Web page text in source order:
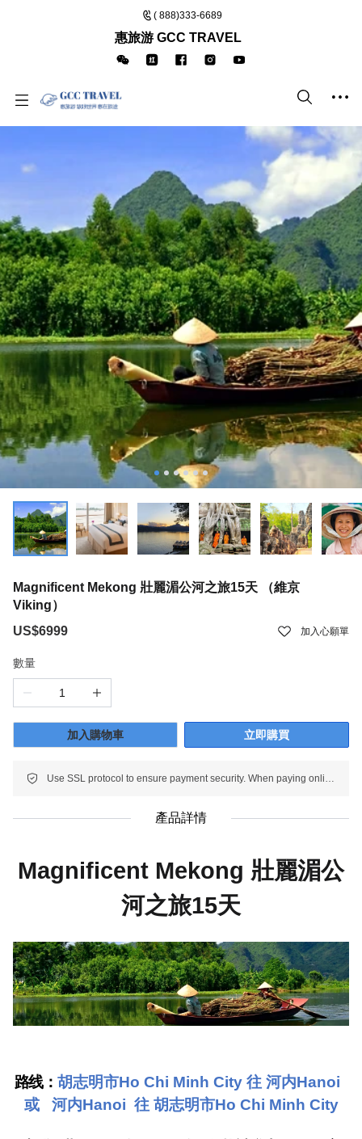
( 888)333-6689
惠旅游 GCC TRAVEL
Magnificent Mekong 壯麗湄公河之旅15天 （維京
Viking）
US$6999
加入心願單
數量
加入購物車 立即購買
Use SSL protocol to ensure payment security. When paying online, your payment information is protected.
產品詳情
Magnificent Mekong 壯麗湄公
河之旅15天
路线： 胡志明市Ho Chi Minh City 往 河内Hanoi
或
河内Hanoi 往 胡志明市Ho Chi Minh City